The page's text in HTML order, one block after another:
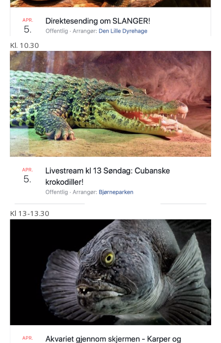
Kl. 10.30
Kl 13-13.30